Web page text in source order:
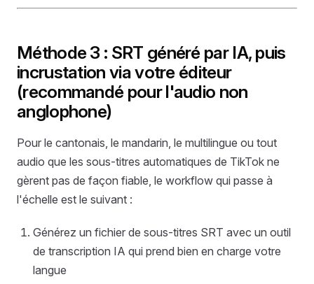
Méthode 3 : SRT généré par IA, puis
incrustation via votre éditeur
(recommandé pour l'audio non
anglophone)
Pour le cantonais, le mandarin, le multilingue ou tout
audio que les sous-titres automatiques de TikTok ne
gèrent pas de façon fiable, le workflow qui passe à
l'échelle est le suivant :
Générez un fichier de sous-titres SRT avec un outil
de transcription IA qui prend bien en charge votre
langue